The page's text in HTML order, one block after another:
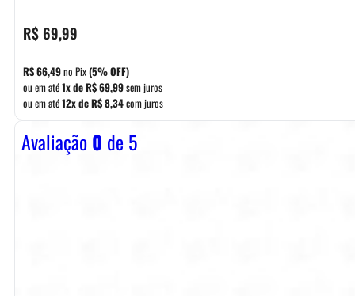
R$ 69,99
R$66,49no Pix(5% OFF)
ou em até1x deR$69,99sem juros
ou em até12x deR$8,34com juros
Avaliação0 de 5